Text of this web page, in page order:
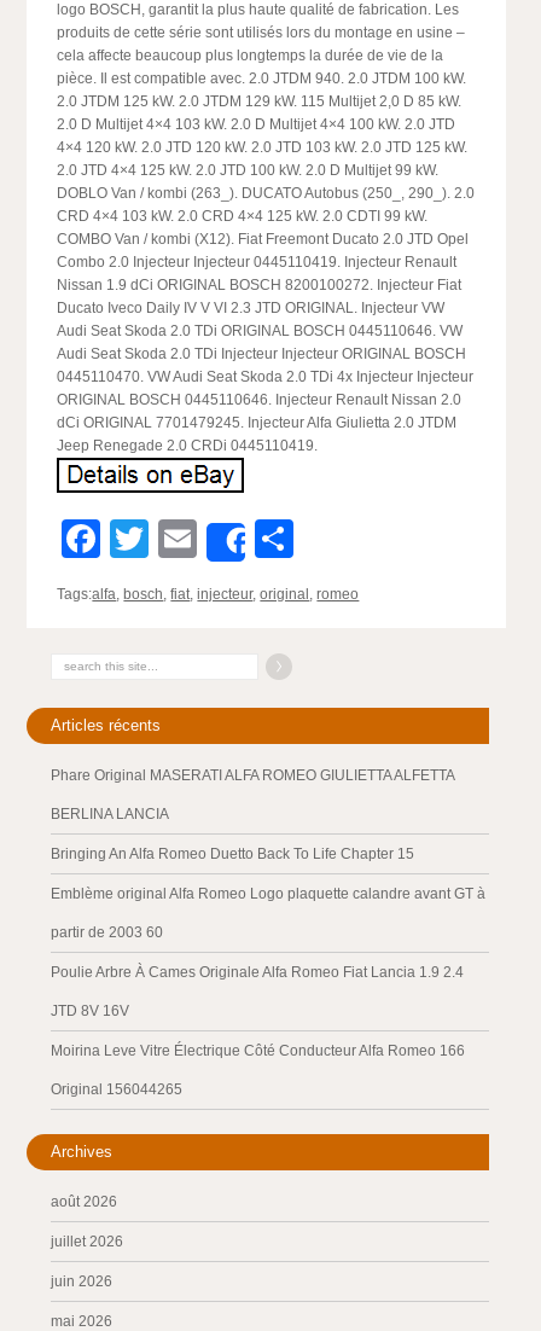
logo BOSCH, garantit la plus haute qualité de fabrication. Les
produits de cette série sont utilisés lors du montage en usine –
cela affecte beaucoup plus longtemps la durée de vie de la
pièce. Il est compatible avec. 2.0 JTDM 940. 2.0 JTDM 100 kW.
2.0 JTDM 125 kW. 2.0 JTDM 129 kW. 115 Multijet 2,0 D 85 kW.
2.0 D Multijet 4×4 103 kW. 2.0 D Multijet 4×4 100 kW. 2.0 JTD
4×4 120 kW. 2.0 JTD 120 kW. 2.0 JTD 103 kW. 2.0 JTD 125 kW.
2.0 JTD 4×4 125 kW. 2.0 JTD 100 kW. 2.0 D Multijet 99 kW.
DOBLO Van / kombi (263_). DUCATO Autobus (250_, 290_). 2.0
CRD 4×4 103 kW. 2.0 CRD 4×4 125 kW. 2.0 CDTI 99 kW.
COMBO Van / kombi (X12). Fiat Freemont Ducato 2.0 JTD Opel
Combo 2.0 Injecteur Injecteur 0445110419. Injecteur Renault
Nissan 1.9 dCi ORIGINAL BOSCH 8200100272. Injecteur Fiat
Ducato Iveco Daily IV V VI 2.3 JTD ORIGINAL. Injecteur VW
Audi Seat Skoda 2.0 TDi ORIGINAL BOSCH 0445110646. VW
Audi Seat Skoda 2.0 TDi Injecteur Injecteur ORIGINAL BOSCH
0445110470. VW Audi Seat Skoda 2.0 TDi 4x Injecteur Injecteur
ORIGINAL BOSCH 0445110646. Injecteur Renault Nissan 2.0
dCi ORIGINAL 7701479245. Injecteur Alfa Giulietta 2.0 JTDM
Jeep Renegade 2.0 CRDi 0445110419.
Facebook
Twitter
EmailShare
Tags:alfa, bosch,fiat,injecteur,original ,romeo
Articles récents
Phare Original MASERATI ALFA ROMEO GIULIETTA ALFETTA
BERLINA LANCIA
Bringing An Alfa Romeo Duetto Back To Life Chapter 15
Emblème original Alfa Romeo Logo plaquette calandre avant GT à
partir de 2003 60
Poulie Arbre À Cames Originale Alfa Romeo Fiat Lancia 1.9 2.4
JTD 8V 16V
Moirina Leve Vitre Électrique Côté Conducteur Alfa Romeo 166
Original 156044265
Archives
août 2026
juillet 2026
juin 2026
mai 2026